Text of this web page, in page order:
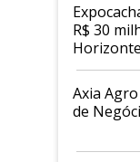
R$ 30
Horizonte
Axia
de